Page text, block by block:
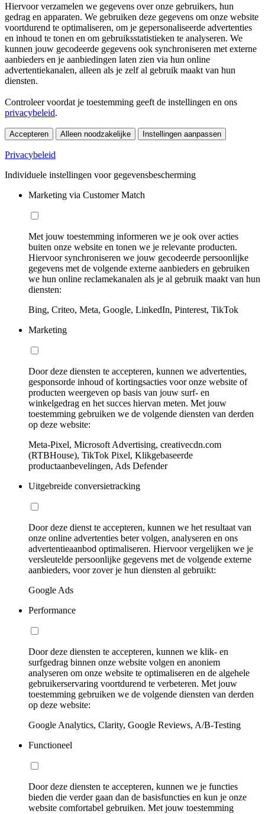
Hiervoor verzamelen we gegevens over onze gebruikers, hun
gedrag en apparaten. We gebruiken deze gegevens om onze website
voortdurend te optimaliseren, om je gepersonaliseerde advertenties
en inhoud te tonen en om gebruiksstatistieken te analyseren. We
kunnen jouw gecodeerde gegevens ook synchroniseren met externe
aanbieders en je aanbiedingen laten zien via hun online
advertentiekanalen, alleen als je zelf al gebruik maakt van hun
diensten.
Controleer voordat je toestemming geeft de instellingen en ons
privacybeleid.
Accepteren Alleen noodzakelijke Instellingen aanpassen
Privacybeleid
Individuele instellingen voor gegevensbescherming
Marketing via Customer Match
Met jouw toestemming informeren we je ook over acties
buiten onze website en tonen we je relevante producten.
Hiervoor synchroniseren we jouw gecodeerde persoonlijke
gegevens met de volgende externe aanbieders en gebruiken
we hun online reclamekanalen als je al gebruik maakt van hun
diensten:
Bing, Criteo, Meta, Google, LinkedIn, Pinterest, TikTok
Marketing
Door deze diensten te accepteren, kunnen we advertenties,
gesponsorde inhoud of kortingsacties voor onze website of
producten weergeven op basis van jouw surf- en
winkelgedrag en het succes hiervan meten. Met jouw
toestemming gebruiken we de volgende diensten van derden
op deze website:
Meta-Pixel, Microsoft Advertising, creativecdn.com
(RTBHouse), TikTok Pixel, Klikgebaseerde
productaanbevelingen, Ads Defender
Uitgebreide conversietracking
Door deze dienst te accepteren, kunnen we het resultaat van
onze online advertenties beter volgen, analyseren en ons
advertentieaanbod optimaliseren. Hiervoor vergelijken we je
versleutelde persoonlijke gegevens met de volgende externe
aanbieders, voor zover je hun diensten al gebruikt:
Google Ads
Performance
Door deze diensten te accepteren, kunnen we klik- en
surfgedrag binnen onze website volgen en anoniem
analyseren om onze website te optimaliseren en de algehele
gebruikerservaring voortdurend te verbeteren. Met jouw
toestemming gebruiken we de volgende diensten van derden
op deze website:
Google Analytics, Clarity, Google Reviews, A/B-Testing
Functioneel
Door deze diensten te accepteren, kunnen we je functies
bieden die verder gaan dan de basisfuncties en kun je onze
website comfortabel gebruiken. Met jouw toestemming